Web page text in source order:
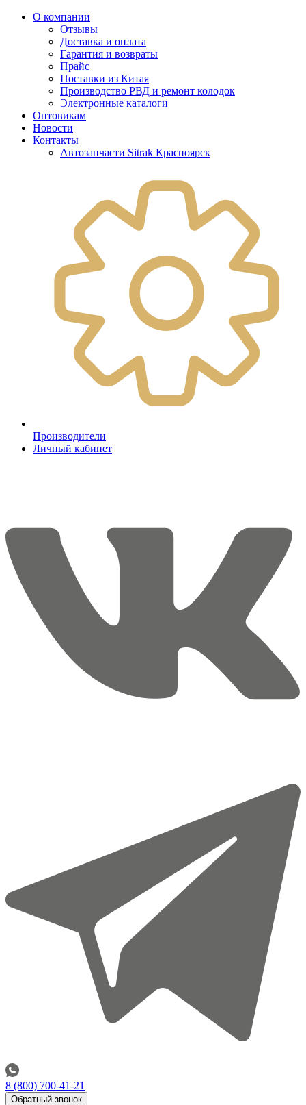
О компании
Отзывы
Доставка и оплата
Гарантия и возвраты
Прайс
Поставки из Китая
Производство РВД и ремонт колодок
Электронные каталоги
Оптовикам
Новости
Контакты
Автозапчасти Sitrak Красноярск
Производители
Личный кабинет
8 (800) 700-41-21
Обратный звонок